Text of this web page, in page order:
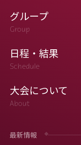
グループ
Group
日程・結果
Schedule
大会について
About
最新情報